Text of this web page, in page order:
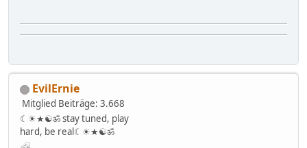
EvilErnie
Mitglied Beiträge: 3.668
☾☀★☯ॐ stay tuned, play
hard, be real☾☀★☯ॐ